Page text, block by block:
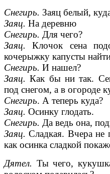
Снегирь. Заяц белый,
Заяц. На деревню
Снегирь. Для чего?
Заяц. Клочок сена
кочерыжку капусты
Снегирь. И нашел?
Заяц. Как бы ни так.
под снегом, а в огороде
Снегирь. А теперь куда?
Заяц. Осинку глодать.
Снегирь. Да ведь она,
Заяц. Сладкая. Вчера не
как осинка сладкой
Дятел. Ты чего,